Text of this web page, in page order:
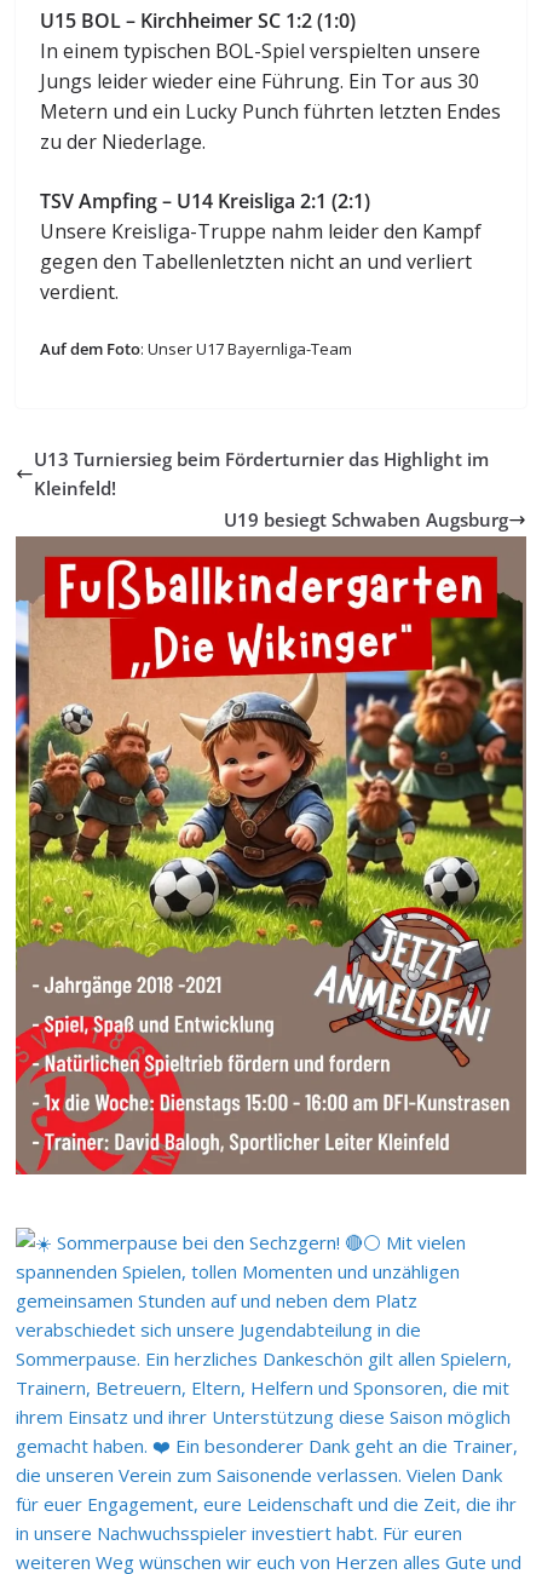
U15 BOL – Kirchheimer SC 1:2 (1:0)
In einem typischen BOL-Spiel verspielten unsere
Jungs leider wieder eine Führung. Ein Tor aus 30
Metern und ein Lucky Punch führten letzten Endes
zu der Niederlage.
TSV Ampfing – U14 Kreisliga 2:1 (2:1)
Unsere Kreisliga-Truppe nahm leider den Kampf
gegen den Tabellenletzten nicht an und verliert
verdient.
Auf dem Foto: Unser U17 Bayernliga-Team
U13 Turniersieg beim Förderturnier das Highlight im
Kleinfeld!
U19 besiegt Schwaben Augsburg